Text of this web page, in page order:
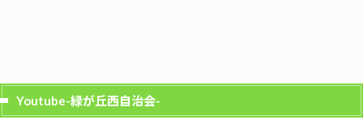
Youtube-緑が丘西自治会-